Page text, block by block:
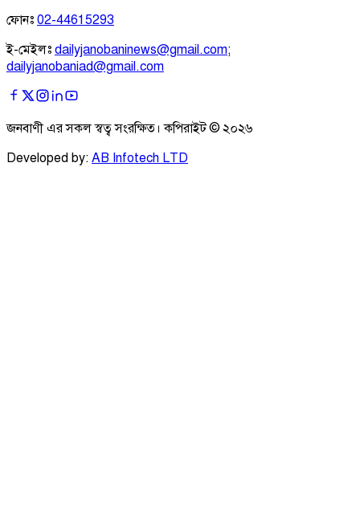
ফোনঃ 02-44615293
ই-মেইলঃ dailyjanobaninews@gmail.com;
dailyjanobaniad@gmail.com
জনবাণী এর সকল স্বত্ব সংরক্ষিত। কপিরাইট © ২০২৬
Developed by: AB Infotech LTD